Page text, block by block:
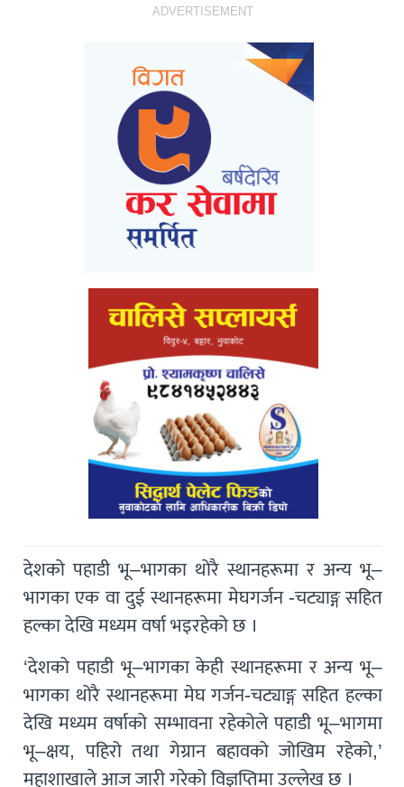
ADVERTISEMENT
देशको पहाडी भू–भागका थोरै स्थानहरूमा र अन्य भू–
भागका एक वा दुई स्थानहरूमा मेघगर्जन -चट्याङ्ग सहित
हल्का देखि मध्यम वर्षा भइरहेको छ ।
‘देशको पहाडी भू–भागका केही स्थानहरूमा र अन्य भू–
भागका थोरै स्थानहरूमा मेघ गर्जन-चट्याङ्ग सहित हल्का
देखि मध्यम वर्षाको सम्भावना रहेकोले पहाडी भू–भागमा
भू–क्षय, पहिरो तथा गेग्रान बहावको जोखिम रहेको,’
महाशाखाले आज जारी गरेको विज्ञप्तिमा उल्लेख छ ।